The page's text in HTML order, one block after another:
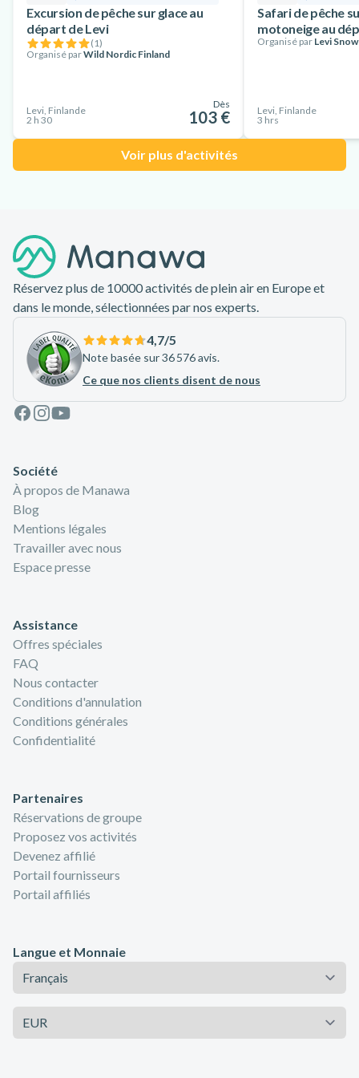
Excursion de pêche sur glace au
départ de Levi
(1)
Organisé parWild Nordic Finland
Levi, Finlande
2 h 30
Dès
103 €
Safari de pêche
motoneige au
Organisé par Levi
Levi, Finlande
3 hrs
Voir plus d'activités
Réservez plus de 10000 activités de plein air en Europe et
dans le monde, sélectionnées par nos experts.
4,7/5
Note basée sur 36 576 avis.
Ce que nos clients disent de nous
Facebook
Instagram
Youtube
Société
À propos de Manawa
Blog
Mentions légales
Travailler avec nous
Espace presse
Assistance
Offres spéciales
FAQ
Nous contacter
Conditions d'annulation
Conditions générales
Confidentialité
Partenaires
Réservations de groupe
Proposez vos activités
Devenez affilié
Portail fournisseurs
Portail affiliés
Langue et Monnaie